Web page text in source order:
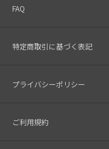
FAQ
特定商取引に基づく表記
プライバシーポリシー
ご利用規約